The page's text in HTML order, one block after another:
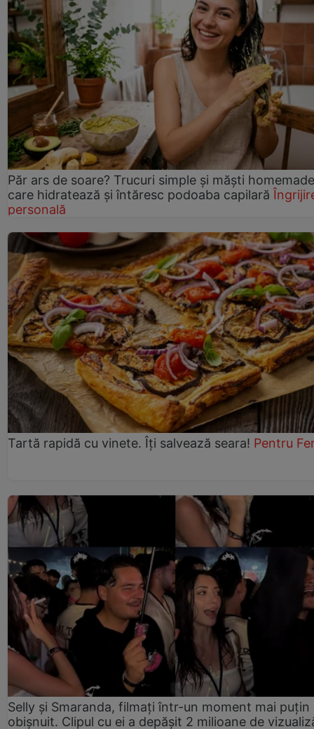
Păr ars de soare? Trucuri simple și măști homemade
care hidratează și întăresc podoaba capilară
personală
Tartă rapidă cu vinete. Îți salvează seara! Pentru
Selly și Smaranda, filmați într-un moment mai puțin
obișnuit. Clipul cu ei a depășit 2 milioane de